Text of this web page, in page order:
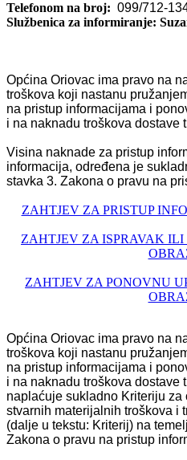
Telefonom na broj: 099/712-
Službenica za informiranje:
Općina Oriovac ima pravo na
troškova koji nastanu
na pristup informacijama i
i na naknadu troškova dostave
Visina naknade za pristup
informacija, određena je
stavka 3. Zakona o pravu na
ZAHTJEV ZA PRISTUP
ZAHTJEV ZA ISPRAVAK
ZAHTJEV ZA PONOVNU
Općina Oriovac ima pravo na
troškova koji nastanu
na pristup informacijama i
i na naknadu troškova dostave
naplaćuje sukladno Kriteriju
stvarnih materijalnih troškova i
(dalje u tekstu: Kriterij) na
Zakona o pravu na pristup